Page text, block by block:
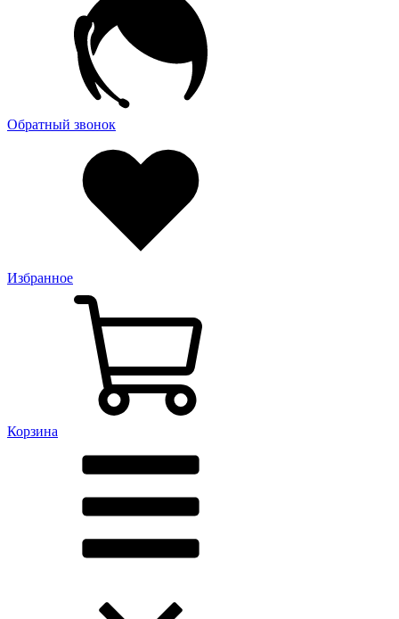
Обратный звонок
Избранное
Корзина